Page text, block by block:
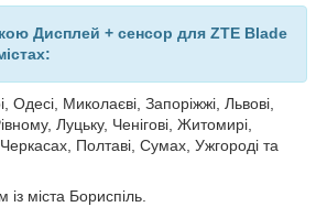
Дисплей + сенсор для ZTE Blade
Одесі, Миколаєві, Запоріжжі, Львові,
Луцьку, Ченігові, Житомирі,
Полтаві, Сумах, Ужгороді та
міста Бориспіль.